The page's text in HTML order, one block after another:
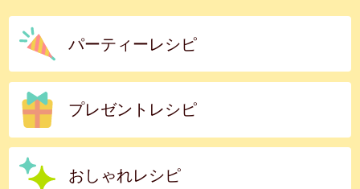
パーティーレシピ
プレゼントレシピ
おしゃれレシピ